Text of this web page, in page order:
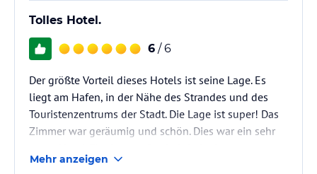
Tolles Hotel.
6 / 6
Der größte Vorteil dieses Hotels ist seine Lage. Es
liegt am Hafen, in der Nähe des Strandes und des
Touristenzentrums der Stadt. Die Lage ist super! Das
Zimmer war geräumig und schön. Dies war ein sehr
Mehr anzeigen